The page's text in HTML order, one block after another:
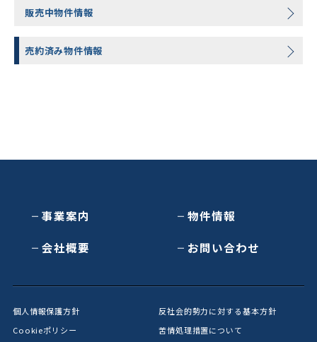
販売中物件情報
売約済み物件情報
事業案内 物件情報
会社概要 お問い合わせ
個人情報保護方針
反社会的勢力に対する基本方針
Cookieポリシー
苦情処理措置について